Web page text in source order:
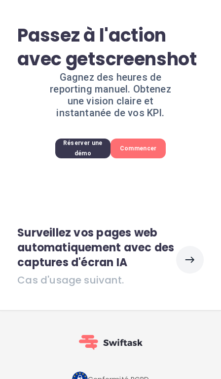
Passez à l'action
avec getscreenshot
Gagnez des heures de
reporting manuel. Obtenez
une vision claire et
instantanée de vos KPI.
Réserver une
démo
Commencer
Surveillez vos pages web
automatiquement avec des
captures d'écran IA
Cas d'usage suivant.